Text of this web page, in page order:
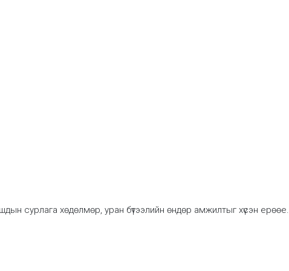
сурлага хөдөлмөр, уран бүтээлийн өндөр амжилтыг хүсэн ерөөе.